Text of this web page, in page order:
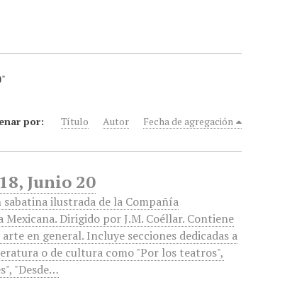
por: Título Autor Fecha de agregación
Junio 20
sabatina ilustrada de la Compañía
Mexicana. Dirigido por J.M. Coéllar. Contiene
en general. Incluye secciones dedicadas a
o de cultura como "Por los teatros",
"Desde…